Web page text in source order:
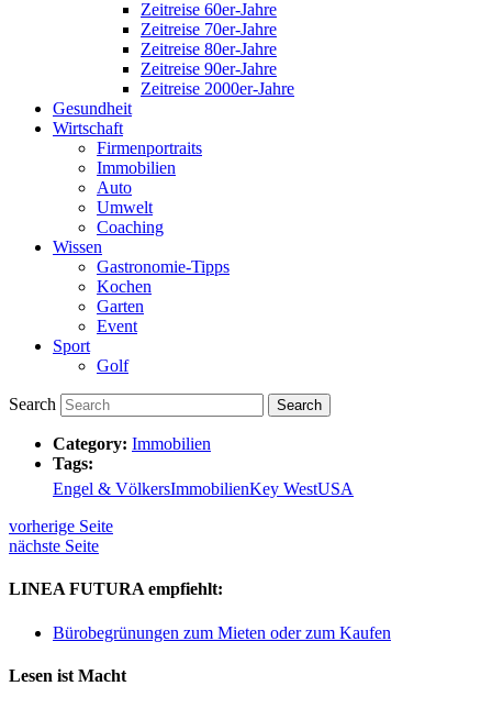
Zeitreise 60er-Jahre
Zeitreise 70er-Jahre
Zeitreise 80er-Jahre
Zeitreise 90er-Jahre
Zeitreise 2000er-Jahre
Gesundheit
Wirtschaft
Firmenportraits
Immobilien
Auto
Umwelt
Coaching
Wissen
Gastronomie-Tipps
Kochen
Garten
Event
Sport
Golf
Search
Category: Immobilien
Tags:
Engel & VölkersImmobilienKey WestUSA
vorherige Seite
nächste Seite
LINEA FUTURA empfiehlt:
Bürobegrünungen zum Mieten oder zum Kaufen
Lesen ist Macht